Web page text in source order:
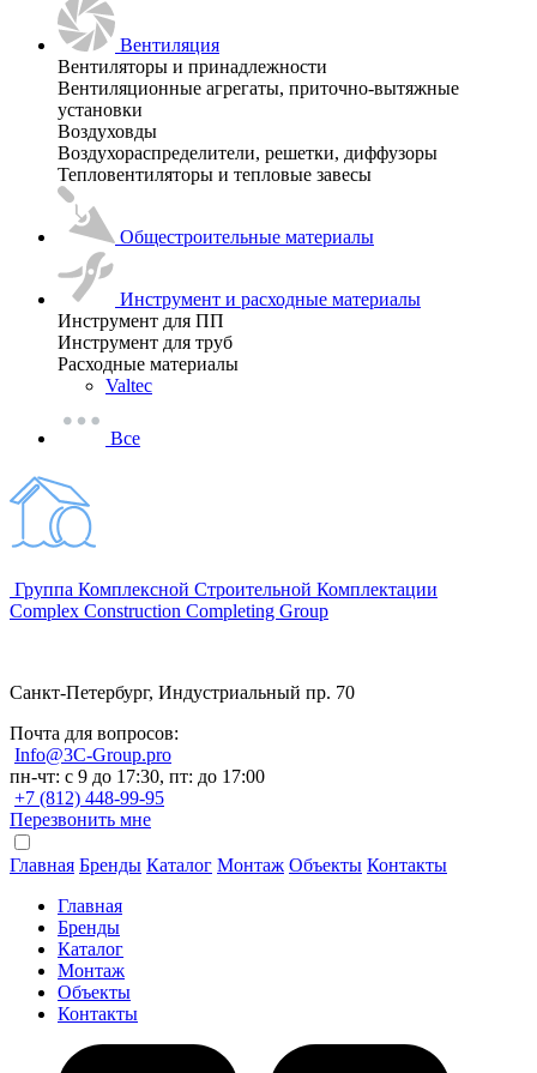
Вентиляция
Вентиляторы и принадлежности
Вентиляционные агрегаты, приточно-вытяжные
установки
Воздуховды
Воздухораспределители, решетки, диффузоры
Тепловентиляторы и тепловые завесы
Общестроительные материалы
Инструмент и расходные материалы
Инструмент для ПП
Инструмент для труб
Расходные материалы
Valtec
Все
Группа Комплексной Строительной Комплектации
Complex Construction Completing Group
Санкт-Петербург, Индустриальный пр. 70
Почта для вопросов:
Info@3C-Group.pro
пн-чт: с 9 до 17:30, пт: до 17:00
+7 (812) 448-99-95
Перезвонить мне
Главная Бренды Каталог Монтаж Объекты Контакты
Главная
Бренды
Каталог
Монтаж
Объекты
Контакты